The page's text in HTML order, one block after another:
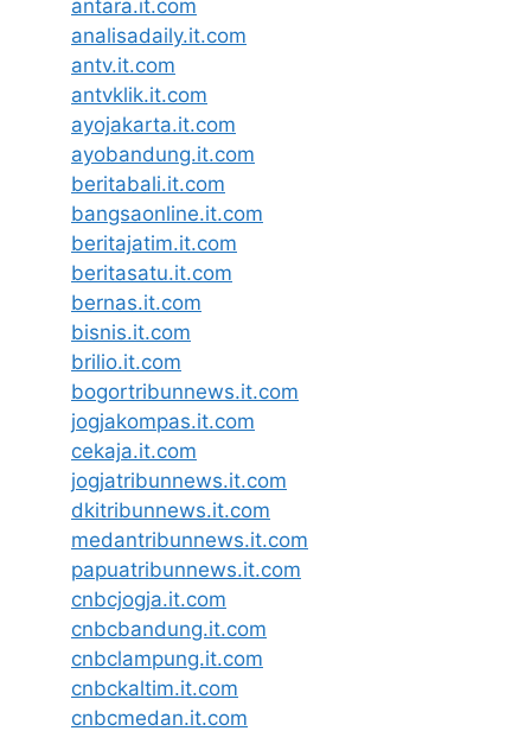
antara.it.com
analisadaily.it.com
antv.it.com
antvklik.it.com
ayojakarta.it.com
ayobandung.it.com
beritabali.it.com
bangsaonline.it.com
beritajatim.it.com
beritasatu.it.com
bernas.it.com
bisnis.it.com
brilio.it.com
bogortribunnews.it.com
jogjakompas.it.com
cekaja.it.com
jogjatribunnews.it.com
dkitribunnews.it.com
medantribunnews.it.com
papuatribunnews.it.com
cnbcjogja.it.com
cnbcbandung.it.com
cnbclampung.it.com
cnbckaltim.it.com
cnbcmedan.it.com